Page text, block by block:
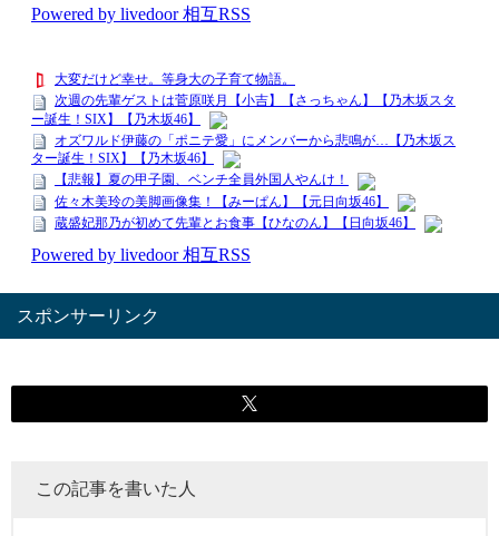
スポンサーリンク
この記事を書いた人